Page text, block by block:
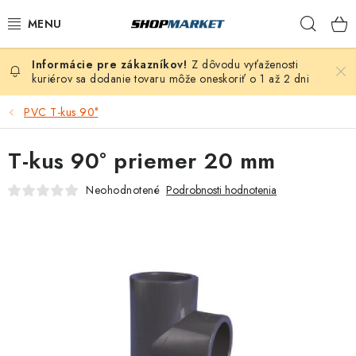
na
VÍRIVÉ VANE
SAUNY
BAZÉNY
NAFUKOVACIE VÍRIVKY
Z dôvodu vyťaženosti
kuriérov sa dodanie tovaru môže oneskoriť o 1 až 2 dni
PVC T-kus 90°
T-kus 90° priemer 20 mm
Neohodnotené Podrobnosti hodnotenia